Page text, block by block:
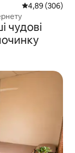
Середня
4,89 (306)
чудові